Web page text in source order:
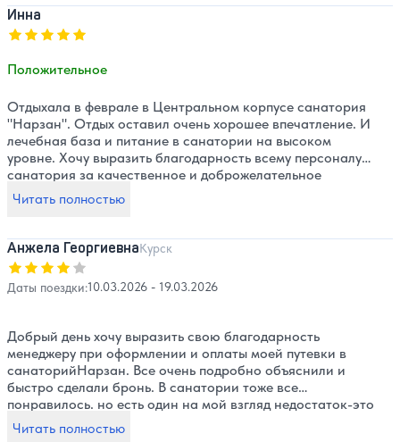
одном корпусе( центральный корпус). В столовой
заказное меню. Не понравился только борщ( вообще
никакой). Номер иногда забывали или не успевали
убирать, приходилось напоминать Есть лифт( 5 этажей).
На рецепшене милые девочки быстро разобрались с
приезду оказались в разных номерах и этажах) . На
длительные экскурсии выдают сухой паек( за 3 дня
заказать в столовой). Пожелания только к столовой-
разнообразить меню.Везде стоят фигуры Чебурашек(
там снимался фильм Чебурашка).
Инна
Оценка, количество звезд:
Положительное
Отдыхала в феврале в Центральном корпусе санатория
"Нарзан". Отдых оставил очень хорошее впечатление. И
лечебная база и питание в санатории на высоком
уровне. Хочу выразить благодарность всему персоналу
санатория за качественное и доброжелательное
обслуживание. Отдельную благодарность выражаю
Загуменной Татьяне Анатольевне за высокую
массажисту Степанову Ивану Анатольевичу за высокий
профессионализм! И огромная благодарность за
внимание и отзывчивость Эдиковой Татьяне
Валентиновне! Желаю коллективу санатория удачи и
Читать полностью
Анжела ГеоргиевнаКурск
Оценка, количество звезд:
Даты поездки:10.03.2026 - 19.03.2026
Добрый день хочу выразить свою благодарность
менеджеру при оформлении и оплаты моей путевки в
санаторийНарзан. Все очень подробно объяснили и
быстро сделали бронь. В санатории тоже все
понравилось. но есть один на мой взгляд недостаток-это
нет банкоматов ни одного из банков. Чтобы снять
наличные пришлось ехать в город. Питание нормальное
Читать полностью